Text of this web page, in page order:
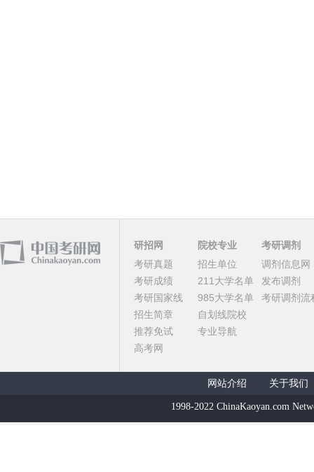
研招网
考研真题
考研成绩
考研国家线
招生简章
推荐免试
高考网
院校专业
招生单位
211大学名单
985大学名单
自划线院校
专业导航
考研调剂
调剂信息网
发布调剂
考研调剂流
网站介绍 关于我们
1998-2022 ChinaKaoyan.com